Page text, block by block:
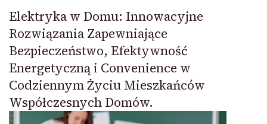
Elektryka w Domu: Innowacyjne
Rozwiązania Zapewniające
Bezpieczeństwo, Efektywność
Energetyczną i Convenience w
Codziennym Życiu Mieszkańców
Współczesnych Domów.